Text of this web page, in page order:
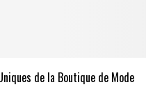
de la Boutique de Mode